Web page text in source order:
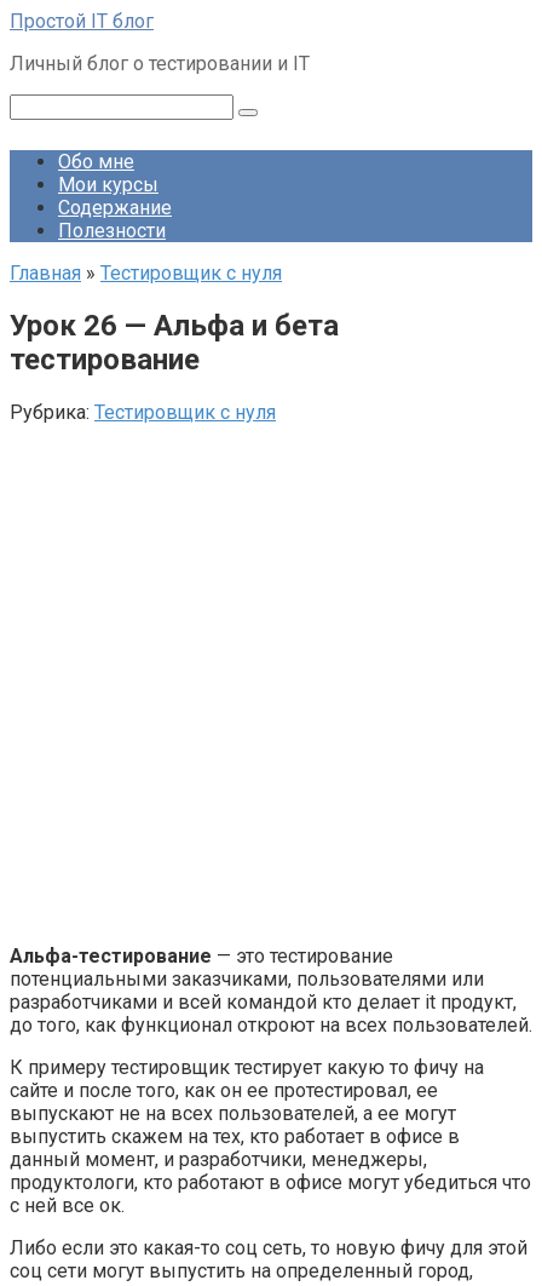
Перейти
контенту
Простой IT блог
Личный блог о тестировании и IT
Обо мне
Мои курсы
Содержание
Полезности
Главная » Тестировщик с нуля
Урок 26 — Альфа и бета
тестирование
Рубрика: Тестировщик с нуля
Альфа-тестирование — это тестирование
потенциальными заказчиками, пользователями или
разработчиками и всей командой кто делает it продукт,
до того, как функционал откроют на всех пользователей.
К примеру тестировщик тестирует какую то фичу на
сайте и после того, как он ее протестировал, ее
выпускают не на всех пользователей, а ее могут
выпустить скажем на тех, кто работает в офисе в
данный момент, и разработчики, менеджеры,
продуктологи, кто работают в офисе могут убедиться что
с ней все ок.
Либо если это какая-то соц сеть, то новую фичу для этой
соц сети могут выпустить на определенный город,